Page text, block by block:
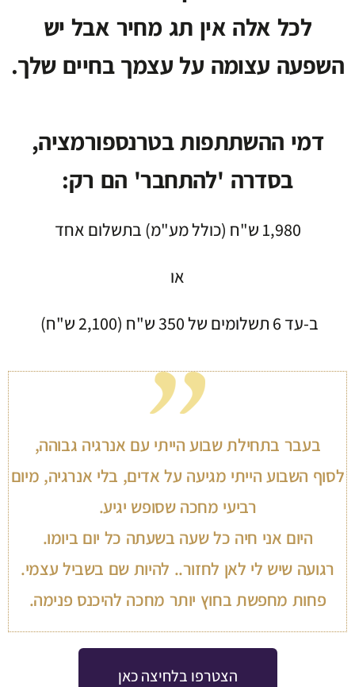
לכל אלה אין תג מחיר אבל יש
השפעה עצומה על עצמך בחיים שלך.
דמי ההשתתפות בטרנספורמציה,
בסדרה 'להתחבר' הם רק:
1,980 ש"ח (כולל מע"מ) בתשלום אחד
או
ב-עד 6 תשלומים של 350 ש"ח (2,100 ש"ח)
בעבר בתחילת שבוע הייתי עם אנרגיה גבוהה,
לסוף השבוע הייתי מגיעה על אדים, בלי אנרגיה, מיום
רביעי מחכה שסופש יגיע.
היום אני חיה כל שעה בשעתה כל יום ביומו.
רגועה שיש לי לאן לחזור.. להיות שם בשביל עצמי.
פחות מחפשת בחוץ יותר מחכה להיכנס פנימה.
הצטרפו בלחיצה כאן